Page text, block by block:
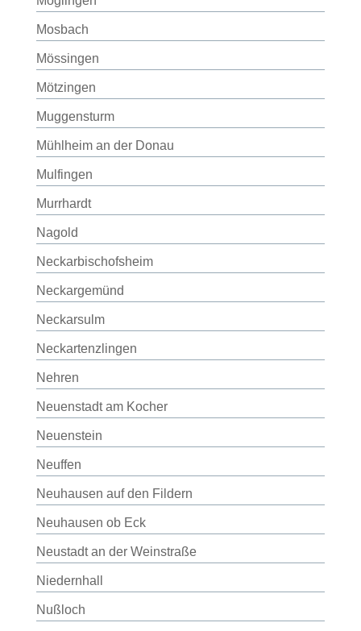
Mosbach
Mössingen
Mötzingen
Muggensturm
Mühlheim an der Donau
Mulfingen
Murrhardt
Nagold
Neckarbischofsheim
Neckargemünd
Neckarsulm
Neckartenzlingen
Nehren
Neuenstadt am Kocher
Neuenstein
Neuffen
Neuhausen auf den Fildern
Neuhausen ob Eck
Neustadt an der Weinstraße
Niedernhall
Nußloch